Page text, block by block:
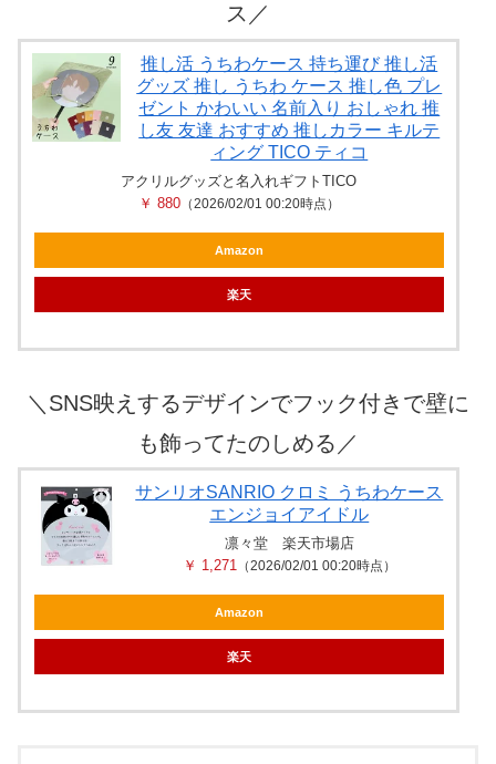
ス／
推し活 うちわケース 持ち運び 推し活
グッズ 推し うちわ ケース 推し色 プレ
ゼント かわいい 名前入り おしゃれ 推
し友 友達 おすすめ 推しカラー キルテ
ィング TICO ティコ
アクリルグッズと名入れギフトTICO
￥ 880（2026/02/01 00:20時点）
Amazon
楽天
＼ SNS映えするデザインでフック付きで壁に
も飾ってたのしめる ／
サンリオSANRIO クロミ うちわケース
エンジョイアイドル
凛々堂 楽天市場店
￥ 1,271 （2026/02/01 00:20時点）
Amazon
楽天